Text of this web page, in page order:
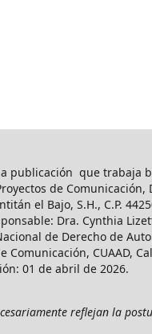
publicación que trabaja
de
el Bajo, S.H., C.P.
Dra. Cynthia
de Derecho de
CUAAD,
01 de abril de 2026.
reflejan la